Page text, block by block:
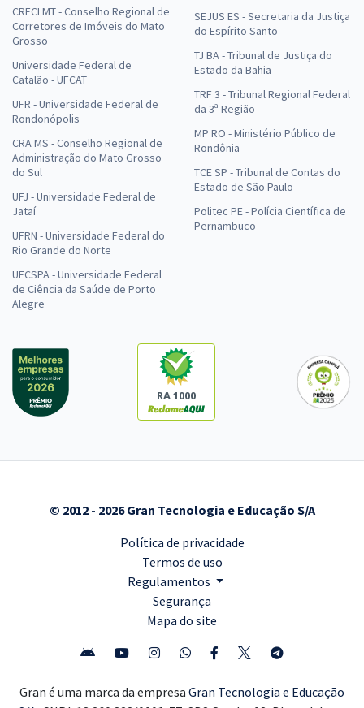
CRECI MT - Conselho Regional de
Corretores de Imóveis do Mato
Grosso
Universidade Federal de
Catalão - UFCAT
UFR - Universidade Federal de
Rondonópolis
CRA MS - Conselho Regional de
Administração do Mato Grosso
do Sul
UFJ - Universidade Federal de
Jataí
UFRN - Universidade Federal do
Rio Grande do Norte
UFCSPA - Universidade Federal
de Ciência da Saúde de Porto
Alegre
SEJUS ES - Secretaria da Justiça
do Espírito Santo
TJ BA - Tribunal de Justiça do
Estado da Bahia
TRF 3 - Tribunal Regional Federal
da 3ª Região
MP RO - Ministério Público de
Rondônia
TCE SP - Tribunal de Contas do
Estado de São Paulo
Politec PE - Polícia Científica de
Pernambuco
RA 1000
© 2012 - 2026 Gran Tecnologia e Educação S/A
Política de privacidade
Termos de uso
Regulamentos
Segurança
Mapa do site
Gran é uma marca da empresa Gran Tecnologia e Educação